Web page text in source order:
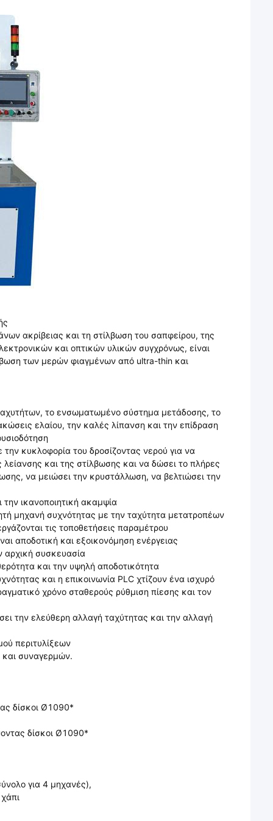
ακρίβειας και τη στίλβωση του σαπφείρου, της
και οπτικών υλικών συγχρόνως, είναι
των μερών φιαγμένων από ultra-thin και
το ενσωματωμένο σύστημα μετάδοσης, το
ελαίου, την καλές λίπανση και την επίδραση
κυκλοφορία του δροσίζοντας νερού για να
και της στίλβωσης και να δώσει το πλήρες
να μειώσει την κρυστάλλωση, να βελτιώσει την
ικανοποιητική ακαμψία
μηχανή συχνότητας με την ταχύτητα μετατροπέων
τις τοποθετήσεις παραμέτρου
αποδοτική και εξοικονόμηση ενέργειας
αρχική συσκευασία
και την υψηλή αποδοτικότητα
και η επικοινωνία PLC χτίζουν ένα ισχυρό
χρόνο σταθερούς ρύθμιση πίεσης και τον
την ελεύθερη αλλαγή ταχύτητας και την αλλαγή
περιτυλίξεων
και συναγερμών.
δίσκοι Ø1090*
δίσκοι Ø1090*
για 4 μηχανές),